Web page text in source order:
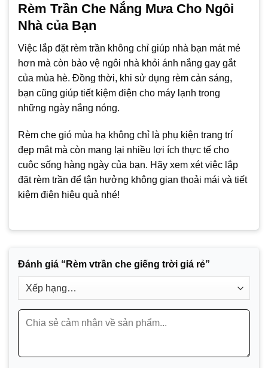
Rèm Trần Che Nắng Mưa Cho Ngôi
Nhà của Bạn
Việc lắp đặt rèm trần không chỉ giúp nhà bạn mát mẻ
hơn mà còn bảo vệ ngôi nhà khỏi ánh nắng gay gắt
của mùa hè. Đồng thời, khi sử dụng rèm cản sáng,
bạn cũng giúp tiết kiệm điện cho máy lạnh trong
những ngày nắng nóng.
Rèm che gió mùa hạ không chỉ là phụ kiện trang trí
đẹp mắt mà còn mang lại nhiều lợi ích thực tế cho
cuộc sống hàng ngày của bạn. Hãy xem xét việc lắp
đặt rèm trần để tận hưởng không gian thoải mái và tiết
kiệm điện hiệu quả nhé!
Đánh giá “Rèm vtrần che giếng trời giá rẻ”